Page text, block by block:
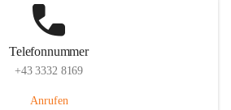
Telefonnummer
+43 3332 8169
Anrufen